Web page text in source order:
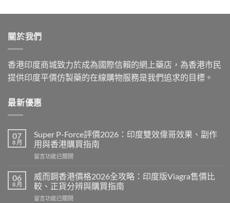
$899.00
關於我們
香港印度商城致力於成為國際信賴的網上藥店，為香港市民
提供印度平價仿製藥的在線購物服務是我們追求的目標。
最新優惠
07
8 月
Super P-Force評價2026：印度雙效偉哥效果、副作
用與香港購買指南
在
P-
Force
評
價
留言功能已關閉
06
8 月
威而鋼香港價格2026全攻略：印度版Viagra售價比
較、正貨分辨與購買指南
在
留言功能已關閉